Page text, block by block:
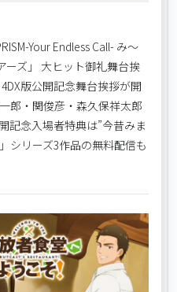
Your Endless Call- み～
ズ」 大ヒット御礼舞台挨
4DX版公開記念舞台挨拶が開
郎・関俊彦・森久保祥太郎
記念入場者特典は”今昔みま
シリーズ3作品の無料配信も